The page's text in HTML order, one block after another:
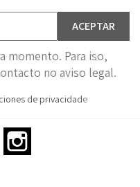
momento. Para iso,
no aviso legal.
de privacidade
Twitter